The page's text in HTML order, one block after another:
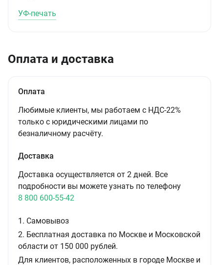
УФ-печать
Оплата и доставка
Оплата
Любимые клиенты, мы работаем с НДС-22%
только с юридическими лицами по
безналичному расчёту.
Доставка
Доставка осуществляется от 2 дней. Все
подробности вы можете узнать по телефону
8 800 600-55-42
1. Самовывоз
2. Бесплатная доставка по Москве и Московской
области от 150 000 рублей.
Для клиентов, расположенных в городе Москве и